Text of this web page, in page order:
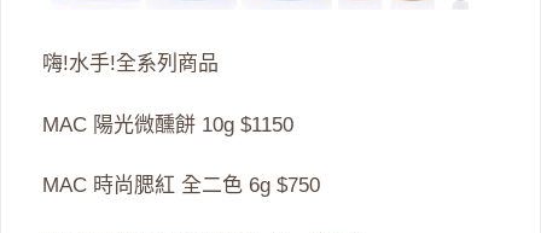
嗨!水手!全系列商品
MAC 陽光微醺餅 10g $1150
MAC 時尚腮紅 全二色 6g $750